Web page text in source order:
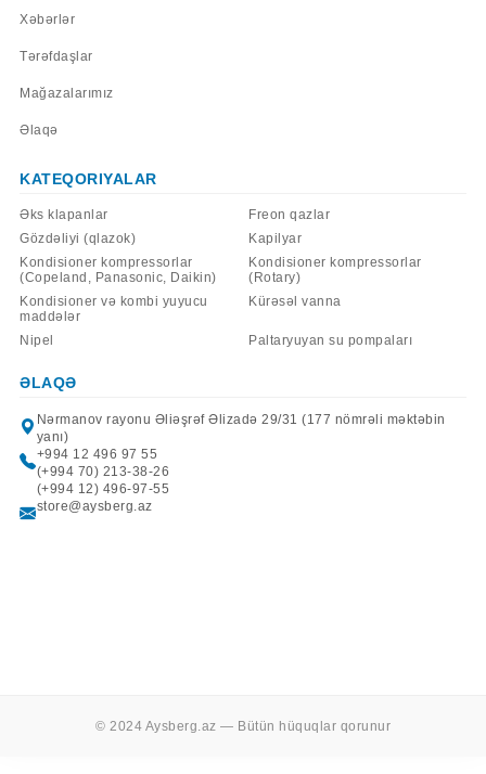
Xəbərlər
Tərəfdaşlar
Mağazalarımız
Əlaqə
KATEQORIYALAR
Əks klapanlar
Freon qazlar
Gözdəliyi (qlazok)
Kapilyar
Kondisioner kompressorlar
(Copeland, Panasonic, Daikin)
Kondisioner kompressorlar
(Rotary)
Kondisioner və kombi yuyucu
maddələr
Kürəsəl vanna
Nipel Paltaryuyan su pompaları
ƏLAQƏ
Nərmanov rayonu Əliəşrəf Əlizadə 29/31 (177 nömrəli məktəbin
yanı)
+994 12 496 97 55
(+994 70) 213-38-26
(+994 12) 496-97-55
store@aysberg.az
© 2024 Aysberg.az — Bütün hüquqlar qorunur